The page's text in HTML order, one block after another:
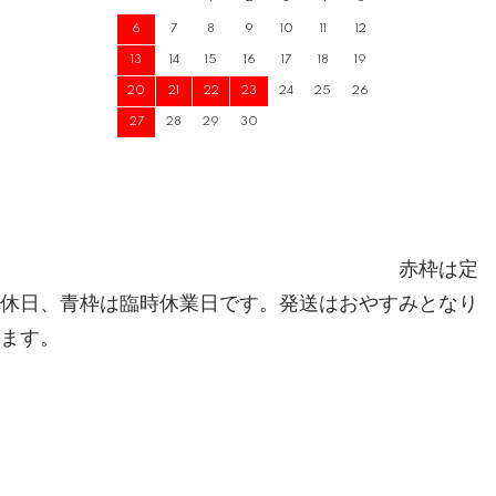
6 7 8 9 10 11 12
13 14 15 16 17 18 19
20 21 22 23 24 25 26
27 28 29 30
赤枠は定
休日、青枠は臨時休業日です。発送はおやすみとなり
ます。